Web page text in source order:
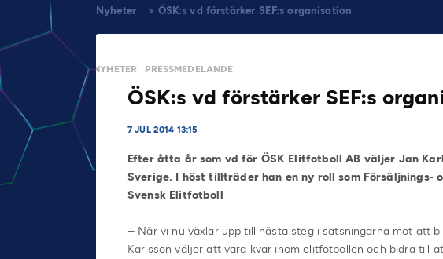
Nyheter > ÖSK:s vd förstärker SEF:s organisation
NYHETER PRESSMEDELANDE
ÖSK:s vd förstärker SEF:s
7 JUL 2014 13:15
Efter åtta år som vd för ÖSK Elitfotboll AB väljer Jan
Sverige. I höst tillträder han en ny roll som Försäljnings-
Svensk Elitfotboll
– När vi nu växlar upp till nästa steg i satsningarna mot att
Karlsson väljer att vara kvar inom elitfotbollen och bidra till